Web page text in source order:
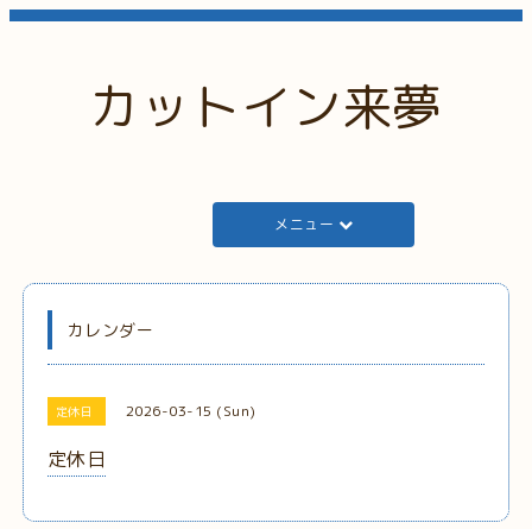
カットイン来夢
メニュー
カレンダー
定休日 2026-03-15 (Sun)
定休日